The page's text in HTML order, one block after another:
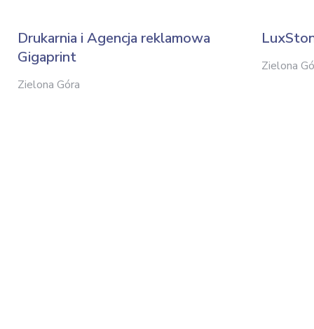
Drukarnia i Agencja reklamowa
Gigaprint
Zielona Góra
Zielona